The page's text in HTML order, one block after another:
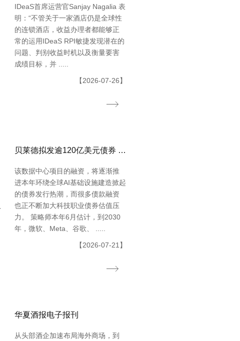
IDeaS首席运营官Sanjay Nagalia 表
明：“不管关于一家酒店仍是全球性
的连锁酒店，收益办理者都能够正
常的运用IDeaS RPI敏捷发现潜在的
问题、判别收益时机以及衡量要害
成绩目标，并 .....
【2026-07-26】
贝莱德拟发逾120亿美元债券 为Meta得州数据中心供给融资
该数据中心项目的融资，将逐渐推
进本年环绕全球AI基础设施建造掀起
的债券发行热潮，而很多债款融资
也正不断加大科技职业债券估值压
力。 策略师本年6月估计，到2030
年，微软、Meta、谷歌、 .....
【2026-07-21】
华夏酒报电子报刊
从头部酒企加速布局海外商场，到